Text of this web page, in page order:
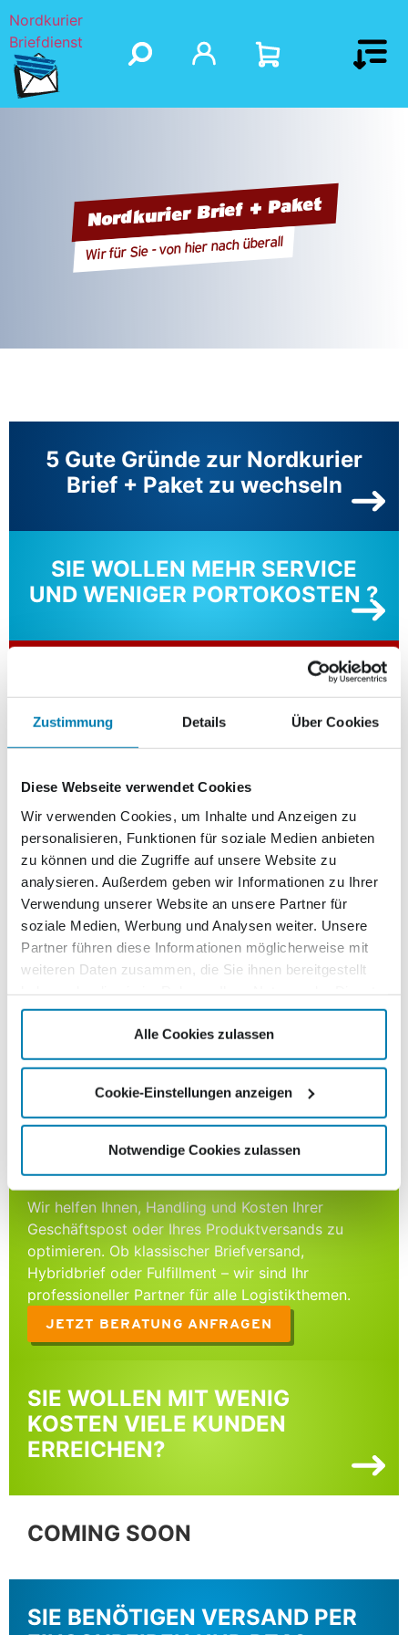
Zustimmung Details Über Cookies
Diese Webseite verwendet Cookies
Wir verwenden Cookies, um Inhalte und Anzeigen zu
personalisieren, Funktionen für soziale Medien anbieten
zu können und die Zugriffe auf unsere Website zu
analysieren. Außerdem geben wir Informationen zu Ihrer
Verwendung unserer Website an unsere Partner für
soziale Medien, Werbung und Analysen weiter. Unsere
Partner führen diese Informationen möglicherweise mit
weiteren Daten zusammen, die Sie ihnen bereitgestellt
gesammelt haben.
Alle Cookies zulassen
Cookie-Einstellungen anzeigen
Notwendige Cookies zulassen
Nordkurier
Briefdienst
Nordkurier Brief + Paket
Wir für Sie - von hier nach überall
5 Gute Gründe zur Nordkurier
Brief + Paket zu wechseln
SIE WOLLEN MEHR SERVICE
UND WENIGER PORTOKOSTEN ?
Sie suchen einen professionellen
Paketversender?
Das Starterpaket für Neukunden
Jetzt einfach und ohne Risiko ausprobieren!
Testen Sie unsere Prelabel Frankierung und sparen
damit ab sofort beim Briefversand
kein Abo
keine zeitliche Befristung
keine Mindestversandmenge
JETZT PRELABEL VERSAND TESTEN
Die ganz persönliche Lösung
Jetzt Ihre individuelle und unverbindliche Beratung
Wir helfen Ihnen, Handling und Kosten Ihrer
Geschäftspost oder Ihres Produktversands zu
optimieren. Ob klassischer Briefversand,
Hybridbrief oder Fulfillment – wir sind Ihr
professioneller Partner für alle Logistikthemen.
JETZT BERATUNG ANFRAGEN
SIE WOLLEN MIT WENIG
KOSTEN VIELE KUNDEN
ERREICHEN?
COMING SOON
SIE BENÖTIGEN VERSAND PER